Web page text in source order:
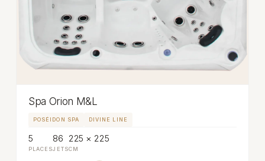
Spa Orion M&L
POSÉIDON SPA DIVINE LINE
5
PLACES
86
JETS
225 × 225
CM